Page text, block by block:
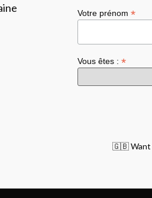
Votre prénom *
Vous êtes : *
🇬🇧 Want